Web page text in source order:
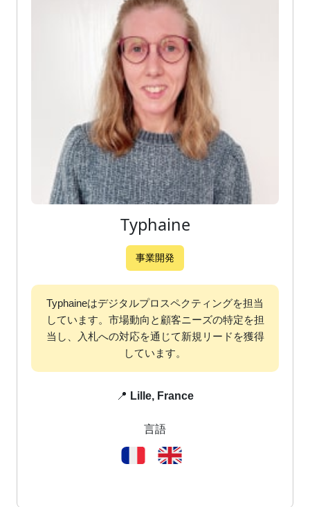
📍 Lille, France
言語
Typhaine
事業開発
Typhaineはデジタルプロスペクティングを担当
しています。市場動向と顧客ニーズの特定を担
当し、入札への対応を通じて新規リードを獲得
しています。